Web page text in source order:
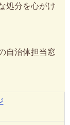
処分を心がけ
自治体担当窓